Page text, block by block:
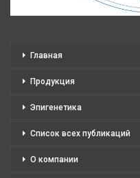
Главная
Продукция
Эпигенетика
Список всех публикаций
О компании